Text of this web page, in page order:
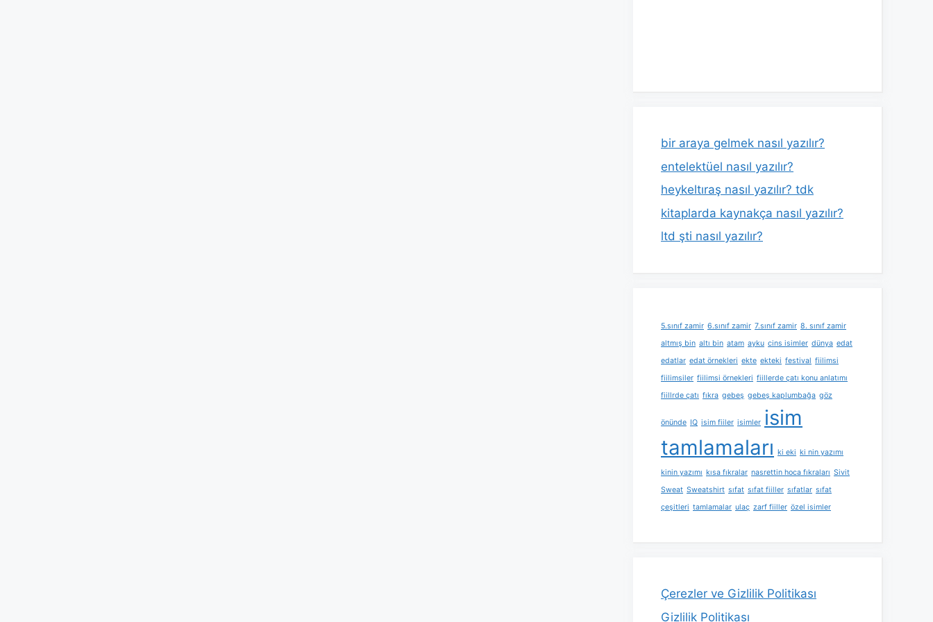
bir araya gelmek nasıl yazılır?
entelektüel nasıl yazılır?
heykeltıraş nasıl yazılır? tdk
kitaplarda kaynakça nasıl yazılır?
ltd şti nasıl yazılır?
5.sınıf zamir 6.sınıf zamir 7.sınıf zamir 8. sınıf zamir
altmış bin altı bin atam ayku cins isimler dünya edat
edatlar edat örnekleri ekte ekteki festival fiilimsi
fiilimsiler fiilimsi örnekleri fiillerde çatı konu anlatımı
fiillrde çatı fıkra gebeş gebeş kaplumbağa göz
önünde IQ isim fiiler isimler isim
tamlamaları ki eki ki nin yazımı
kinin yazımı kısa fıkralar nasrettin hoca fıkraları Sivit
Sweat Sweatshirt sıfat sıfat fiiller sıfatlar sıfat
çeşitleri tamlamalar ulaç zarf fiiller özel isimler
Çerezler ve Gizlilik Politikası
Gizlilik Politikası